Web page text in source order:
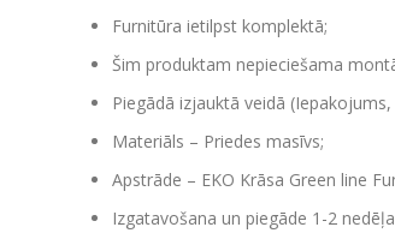
Furnitūra ietilpst komplektā;
Šim produktam nepieciešama
Piegādā izjauktā veidā
Materiāls – Priedes masīvs;
Apstrāde – EKO Krāsa Green line
Izgatavošana un piegāde 1-2